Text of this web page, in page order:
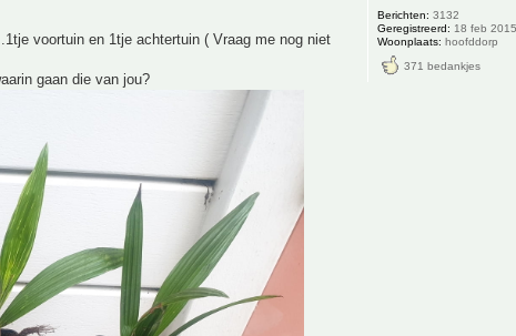
voortuin en 1tje achtertuin ( Vraag me nog niet
gaan die van jou?
Berichten: 3132
Geregistreerd: 18 feb
Woonplaats: hoofddorp
371 bedankjes